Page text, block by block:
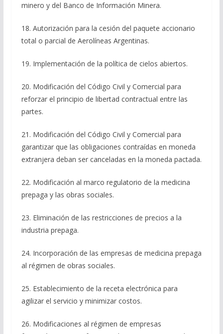
minero y del Banco de Información Minera.
18. Autorización para la cesión del paquete accionario
total o parcial de Aerolíneas Argentinas.
19. Implementación de la política de cielos abiertos.
20. Modificación del Código Civil y Comercial para
reforzar el principio de libertad contractual entre las
partes.
21. Modificación del Código Civil y Comercial para
garantizar que las obligaciones contraídas en moneda
extranjera deban ser canceladas en la moneda pactada.
22. Modificación al marco regulatorio de la medicina
prepaga y las obras sociales.
23. Eliminación de las restricciones de precios a la
industria prepaga.
24. Incorporación de las empresas de medicina prepaga
al régimen de obras sociales.
25. Establecimiento de la receta electrónica para
agilizar el servicio y minimizar costos.
26. Modificaciones al régimen de empresas